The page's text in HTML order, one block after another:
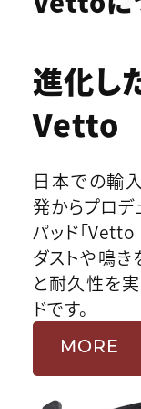
進化し
Vetto
日本での輸
発からプロ
パッド「
ダストや鳴
と耐久性を
ドです。
MORE